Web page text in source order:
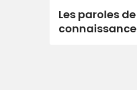
Les paroles de
connaissance